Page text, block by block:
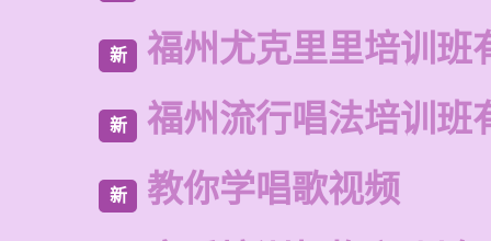
新 福州尤克里里培训班
新 福州流行唱法培训班
新 教你学唱歌视频